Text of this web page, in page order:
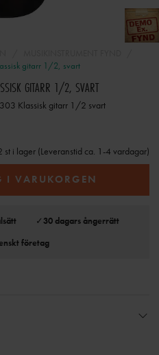
gitarr 1/2, svart
GITARR 1/2, SVART
Klassisk gitarr 1/2 svart
st i lager (Leveranstid ca. 1-4 vardagar)
I VARUKORGEN
✓30 dagars ångerrätt
företag